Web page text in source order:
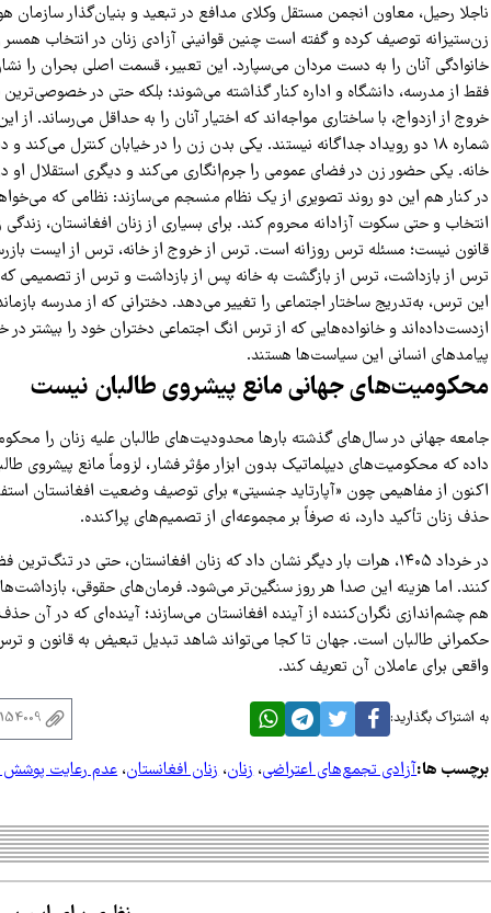
ناجلا رحیل، معاون انجمن مستقل وکلای مدافع در تبعید و بنیان‌گذار سازمان
زن‌ستیزانه توصیف کرده و گفته است چنین قوانینی آزادی زنان در انتخاب
خانوادگی آنان را به دست مردان می‌سپارد. این تعبیر، قسمت اصلی بحران را
فقط از مدرسه، دانشگاه و اداره کنار گذاشته می‌شوند؛ بلکه حتی در خصوصی‌ترین
خروج از ازدواج، با ساختاری مواجه‌اند که اختیار آنان را به حداقل می‌رساند. از
شماره ۱۸ دو رویداد جداگانه نیستند. یکی بدن زن را در خیابان کنترل می‌کند
خانه. یکی حضور زن در فضای عمومی را جرم‌انگاری می‌کند و دیگری استقلال او
در کنار هم این دو روند تصویری از یک نظام منسجم می‌سازند: نظامی که
انتخاب و حتی سکوت آزادانه محروم کند. برای بسیاری از زنان افغانستان،
قانون نیست؛ مسئله ترس روزانه است. ترس از خروج از خانه، ترس از ایست
ترس از بازداشت، ترس از بازگشت به خانه پس از بازداشت و ترس از تصمیمی که
این ترس، به‌تدریج ساختار اجتماعی را تغییر می‌دهد. دخترانی که از مدرسه
ازدست‌داده‌اند و خانواده‌هایی که از ترس انگ اجتماعی دختران خود را بیشتر در
پیامدهای انسانی این سیاست‌ها هستند.
محکومیت‌های جهانی مانع پیشروی طالبان نیست
جامعه جهانی در سال‌های گذشته بارها محدودیت‌های طالبان علیه زنان را
داده که محکومیت‌های دیپلماتیک بدون ابزار مؤثر فشار، لزوماً مانع پیشروی
اکنون از مفاهیمی چون «آپارتاید جنسیتی» برای توصیف وضعیت افغانستان
حذف زنان تأکید دارد، نه صرفاً بر مجموعه‌ای از تصمیم‌های پراکنده.
در خرداد ۱۴۰۵، هرات بار دیگر نشان داد که زنان افغانستان، حتی در
کنند. اما هزینه این صدا هر روز سنگین‌تر می‌شود. فرمان‌های حقوقی،
هم چشم‌اندازی نگران‌کننده از آینده افغانستان می‌سازند؛ آینده‌ای که در آن
حکمرانی طالبان است. جهان تا کجا می‌تواند شاهد تبدیل تبعیض به قانون و
واقعی برای عاملان آن تعریف کند.
به اشتراک بگذارید:
برچسب ها:آزادی تجمع‌های اعتراضی،زنان،زنان افغانستان،عدم رعایت پوشش